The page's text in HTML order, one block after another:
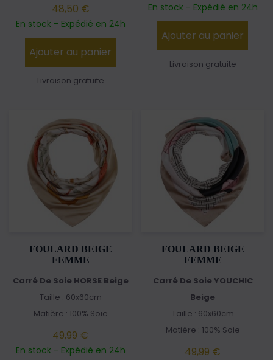
48,50 €
En stock - Expédié en 24h
Ajouter au panier
Livraison gratuite
En stock - Expédié en 24h
Ajouter au panier
Livraison gratuite
FOULARD BEIGE
FEMME
Carré De Soie HORSE Beige
Taille : 60x60cm
Matière : 100% Soie
49,99 €
En stock - Expédié en 24h
FOULARD BEIGE
FEMME
Carré De Soie YOUCHIC
Beige
Taille : 60x60cm
Matière : 100% Soie
49,99 €